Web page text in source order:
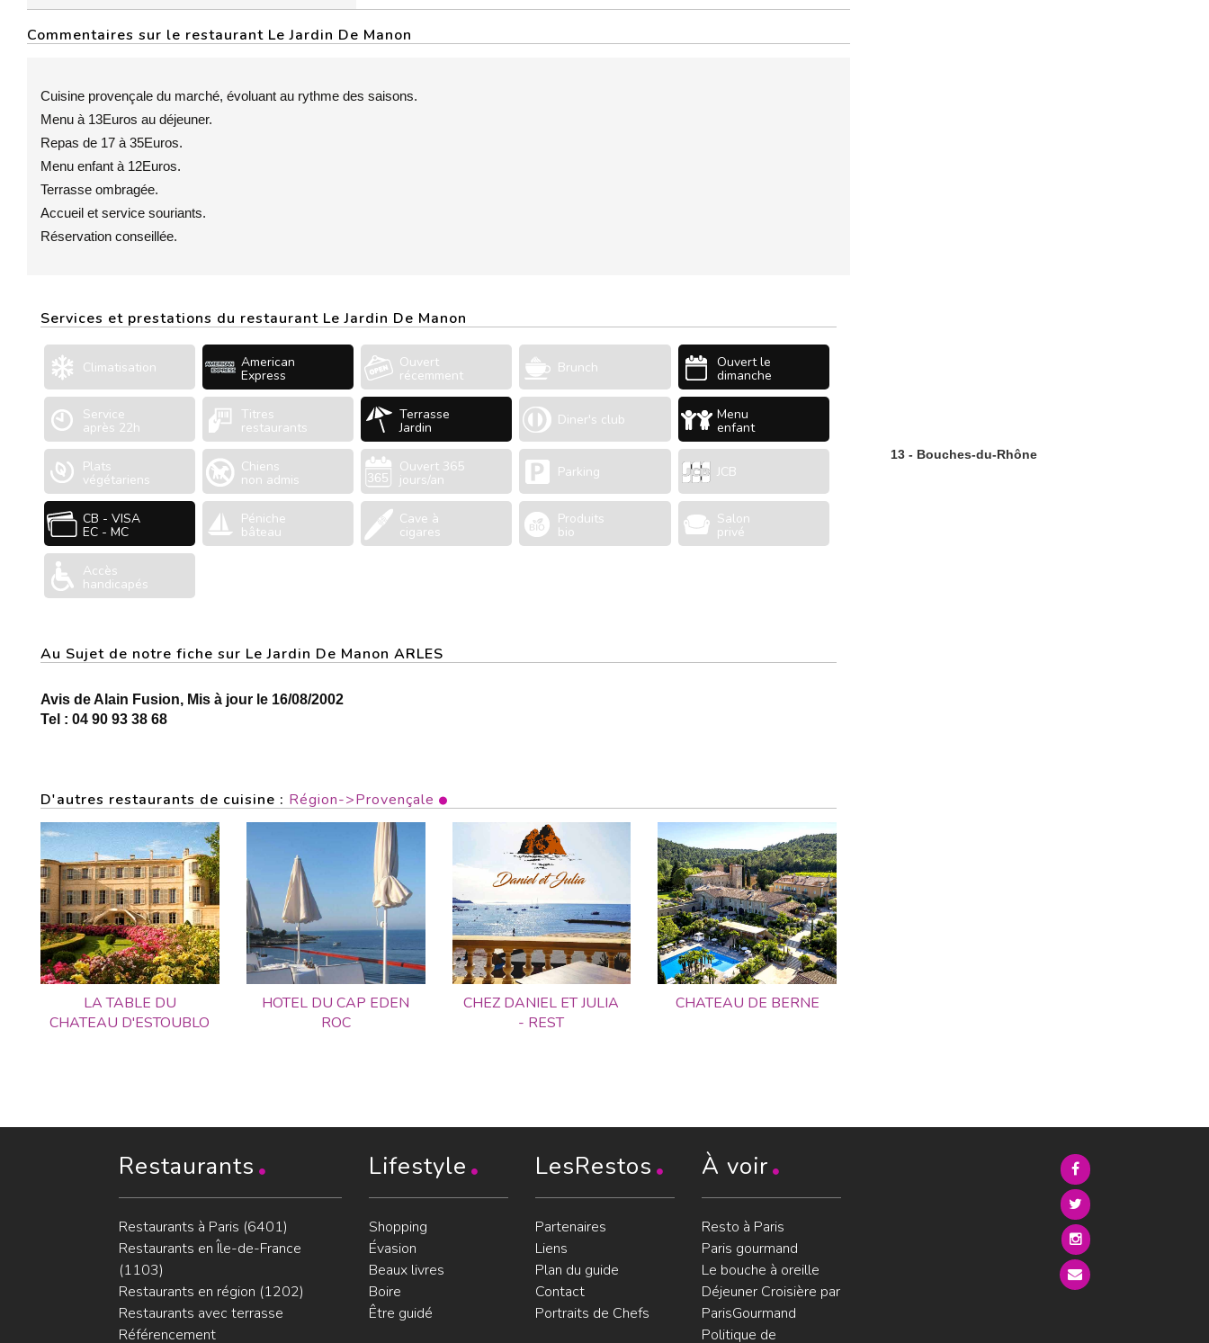
Commentaires sur le restaurant Le Jardin De Manon
Cuisine provençale du marché, évoluant au rythme des saisons.
Menu à 13Euros au déjeuner.
Repas de 17 à 35Euros.
Menu enfant à 12Euros.
Terrasse ombragée.
Accueil et service souriants.
Réservation conseillée.
Services et prestations du restaurant Le Jardin De Manon
Climatisation American
Express
Ouvert
récemment Brunch Ouvert le
dimanche
Service
après 22h
Titres
restaurants
Terrasse
Jardin Diner's club Menu
enfant
Plats
végétariens
Chiens
non admis
Ouvert 365
jours/an Parking JCB
CB - VISA
EC - MC
Péniche
bâteau
Cave à
cigares
Produits
bio
Salon
privé
Accès
handicapés
Au Sujet de notre fiche sur Le Jardin De Manon ARLES
Avis de Alain Fusion, Mis à jour le 16/08/2002
Tel : 04 90 93 38 68
D'autres restaurants de cuisine : Région->Provençale
LA TABLE DU
CHATEAU D'ESTOUBLO
HOTEL DU CAP EDEN
ROC
CHEZ DANIEL ET JULIA
- REST
CHATEAU DE BERNE
13 - Bouches-du-Rhône
Restaurants
Restaurants à Paris (6401)
Restaurants en Île-de-France
(1103)
Restaurants en région (1202)
Restaurants avec terrasse
Référencement
Lifestyle
Shopping
Évasion
Beaux livres
Boire
Être guidé
LesRestos
Partenaires
Liens
Plan du guide
Contact
Portraits de Chefs
À voir
Resto à Paris
Paris gourmand
Le bouche à oreille
Déjeuner Croisière par
ParisGourmand
Politique de